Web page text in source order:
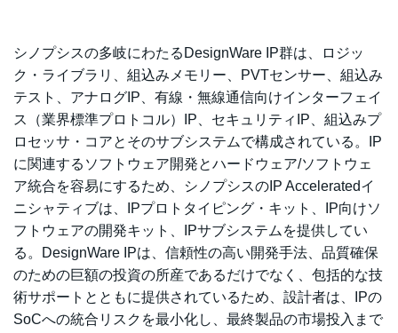
シノプシスの多岐にわたるDesignWare IP群は、ロジッ
ク・ライブラリ、組込みメモリー、PVTセンサー、組込み
テスト、アナログIP、有線・無線通信向けインターフェイ
ス（業界標準プロトコル）IP、セキュリティIP、組込みプ
ロセッサ・コアとそのサブシステムで構成されている。IP
に関連するソフトウェア開発とハードウェア/ソフトウェ
ア統合を容易にするため、シノプシスのIP Acceleratedイ
ニシャティブは、IPプロトタイピング・キット、IP向けソ
フトウェアの開発キット、IPサブシステムを提供してい
る。DesignWare IPは、信頼性の高い開発手法、品質確保
のための巨額の投資の所産であるだけでなく、包括的な技
術サポートとともに提供されているため、設計者は、IPの
SoCへの統合リスクを最小化し、最終製品の市場投入まで